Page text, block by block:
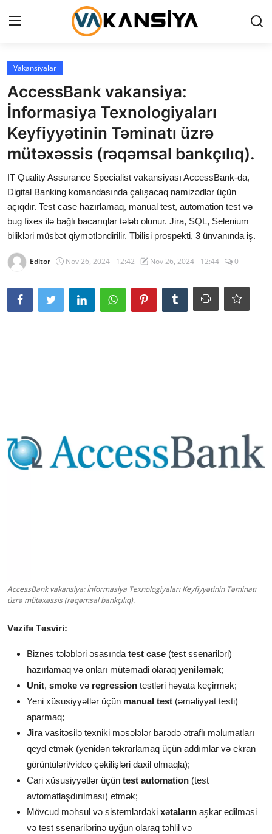
Login
Ana səhifə
Vakansiyalar
Maliyyə
Əlaqə
Xəbərlər
AZ
Vakansiyalar
AccessBank vakansiya:
İnformasiya Texnologiyaları
Keyfiyyətinin Təminatı üzrə
mütəxəssis (rəqəmsal bankçılıq).
IT Quality Assurance Specialist vakansiyası AccessBank-da,
Digital Banking komandasında çalışacaq namizədlər üçün
açıqdır. Test case hazırlamaq, manual test, automation test və
bug fixes ilə bağlı bacarıqlar tələb olunur. Jira, SQL, Selenium
bilikləri müsbət qiymətləndirilir. Tbilisi prospekti, 3 ünvanında iş.
Editor Nov 26, 2024 - 12:42 Nov 26, 2024 - 12:44 0
AccessBank vakansiya: İnformasiya Texnologiyaları Keyfiyyətinin Təminatı
üzrə mütəxəssis (rəqəmsal bankçılıq).
Vəzifə Təsviri:
Biznes tələbləri əsasında test case (test ssenariləri)
hazırlamaq və onları mütəmadi olaraq yeniləmək;
Unit, smoke və regression testləri həyata keçirmək;
Yeni xüsusiyyətlər üçün manual test (əməliyyat testi)
aparmaq;
Jiravasitəsilə texniki məsələlər barədə ətraflı məlumatları
qeyd etmək (yenidən təkrarlamaq üçün addımlar və ekran
görüntüləri/video çəkilişləri daxil olmaqla);
Cari xüsusiyyətlər üçün test automation (test
avtomatlaşdırılması) etmək;
Mövcud məhsul və sistemlərdəki xətaların aşkar edilməsi
və test ssenarilərinə uyğun olaraq təhlil və